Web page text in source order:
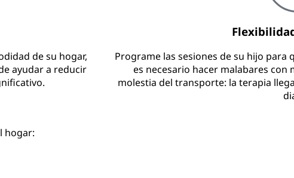
de su hogar,
ayudar a reducir
Programe las sesiones de su hijo para
es necesario hacer malabares
molestia del transporte: la terapia
hogar: